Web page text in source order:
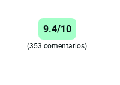
9.4/10
(353 comentarios)